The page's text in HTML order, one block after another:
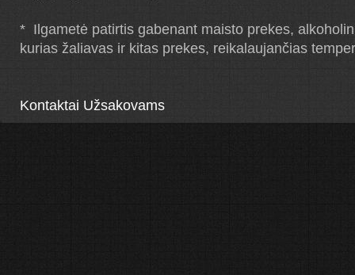
* Ilgametė patirtis gabenant maisto prekes,
kurias žaliavas ir kitas prekes, reikalaujančias
Kontaktai Užsakovams